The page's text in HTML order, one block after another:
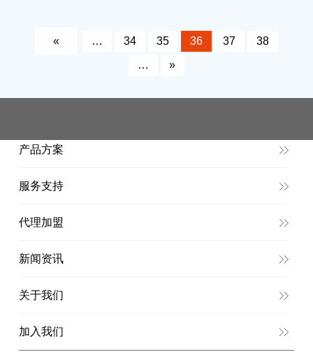
« … 34 35 36 37 38
… »
产品方案
服务支持
代理加盟
新闻资讯
关于我们
加入我们